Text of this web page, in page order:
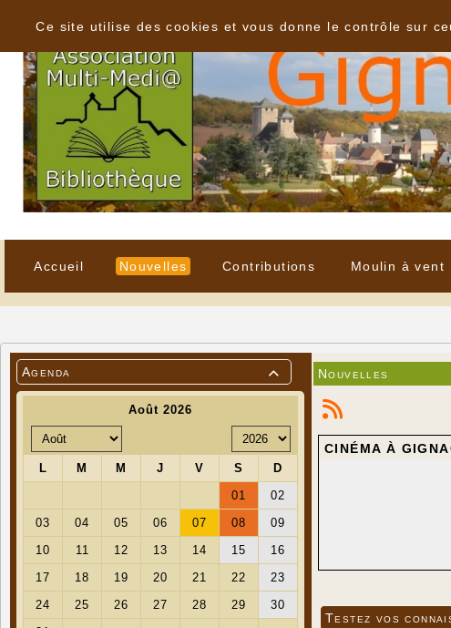
Accueil Nouvelles Contributions Moulin à vent

Agenda Nouvelles
CINÉMA À
Testez vos
Ce site utilise des cookies et vous donne le contrôle sur